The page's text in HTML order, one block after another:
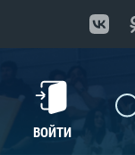
ВОЙТИ